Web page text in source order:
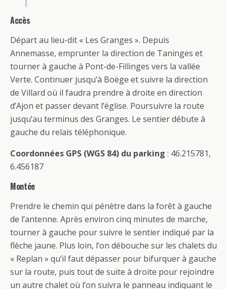
Accès
Départ au lieu-dit « Les Granges ». Depuis
Annemasse, emprunter la direction de Taninges et
tourner à gauche à Pont-de-Fillinges vers la vallée
Verte. Continuer jusqu’à Boëge et suivre la direction
de Villard où il faudra prendre à droite en direction
d’Ajon et passer devant l’église. Poursuivre la route
jusqu’au terminus des Granges. Le sentier débute à
gauche du relais téléphonique.
Coordonnées GPS (WGS 84) du parking : 46.215781,
6.456187
Montée
Prendre le chemin qui pénètre dans la forêt à gauche
de l’antenne. Après environ cinq minutes de marche,
tourner à gauche pour suivre le sentier indiqué par la
flèche jaune. Plus loin, l’on débouche sur les chalets du
« Replan » qu’il faut dépasser pour bifurquer à gauche
sur la route, puis tout de suite à droite pour rejoindre
un autre chalet où l’on suivra le panneau indiquant le